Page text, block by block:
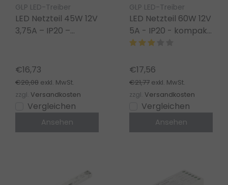
GLP LED-Treiber
LED Netzteil 45W 12V
3,75A – IP20 –
€16,73
€20,08 exkl. MwSt.
zzgl. Versandkosten
Vergleichen
Ansehen
GLP LED-Treiber
LED Netzteil 60W 12V
5A - IP20 - kompakt
- für LED Streifen
€17,56
€21,77 exkl. MwSt.
zzgl. Versandkosten
Vergleichen
Ansehen